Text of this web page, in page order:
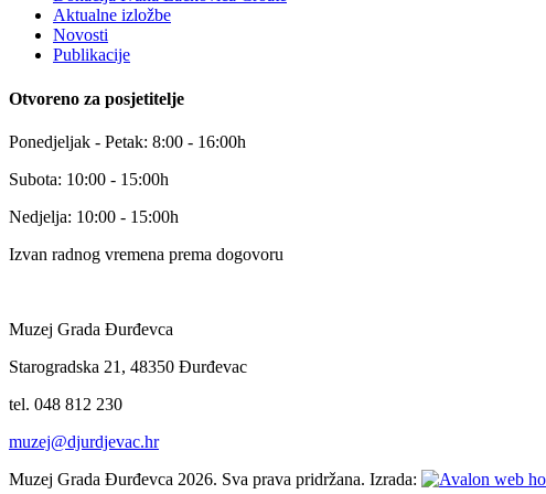
Aktualne izložbe
Novosti
Publikacije
Otvoreno za posjetitelje
Ponedjeljak - Petak: 8:00 - 16:00h
Subota: 10:00 - 15:00h
Nedjelja: 10:00 - 15:00h
Izvan radnog vremena prema dogovoru
Muzej Grada Đurđevca
Starogradska 21, 48350 Đurđevac
tel. 048 812 230
muzej@djurdjevac.hr
Muzej Grada Đurđevca 2026. Sva prava pridržana. Izrada: